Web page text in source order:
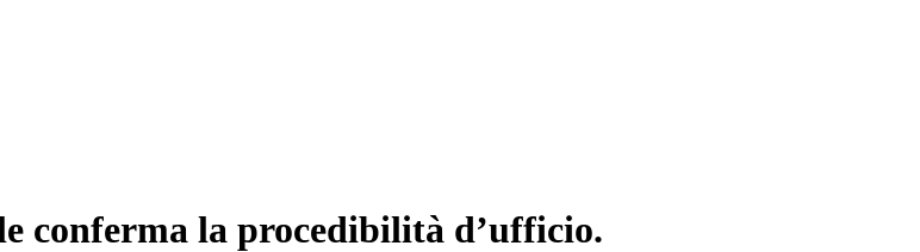
conferma la procedibilità d’ufficio.